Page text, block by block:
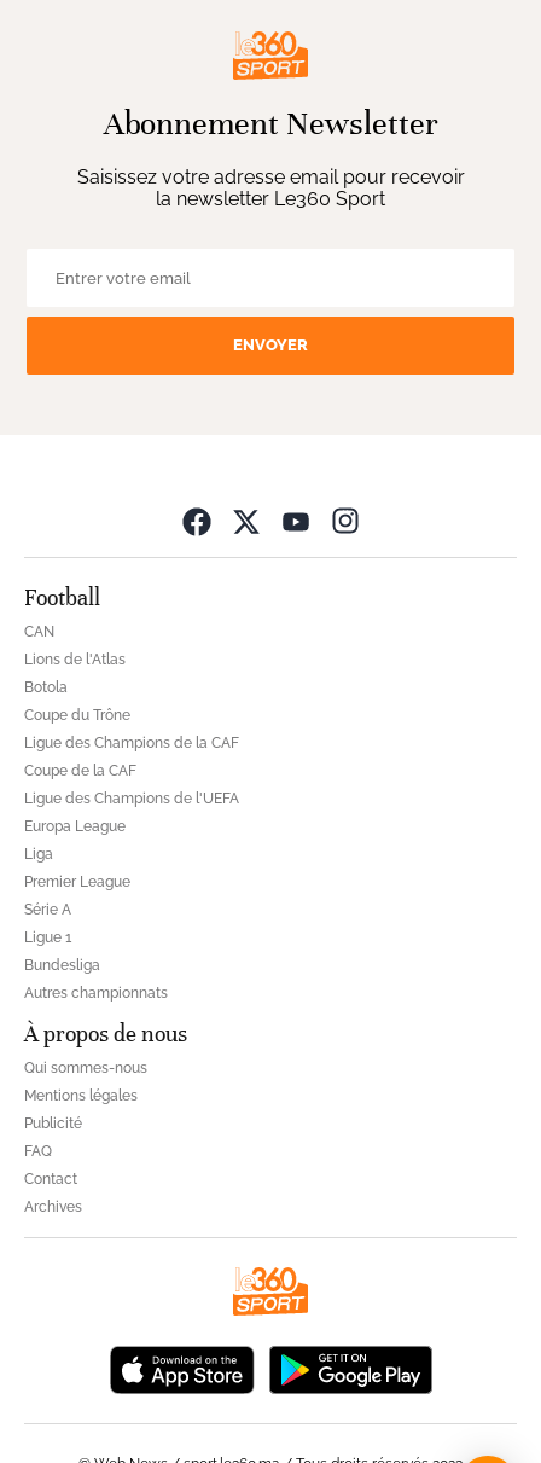
Abonnement Newsletter
Saisissez votre adresse email pour recevoir
la newsletter Le360 Sport
ENVOYER
Football
CAN
Lions de l'Atlas
Botola
Coupe du Trône
Ligue des Champions de la CAF
Coupe de la CAF
Ligue des Champions de l'UEFA
Europa League
Liga
Premier League
Série A
Ligue 1
Bundesliga
Autres championnats
À propos de nous
Qui sommes-nous
Mentions légales
Publicité
FAQ
Contact
Archives